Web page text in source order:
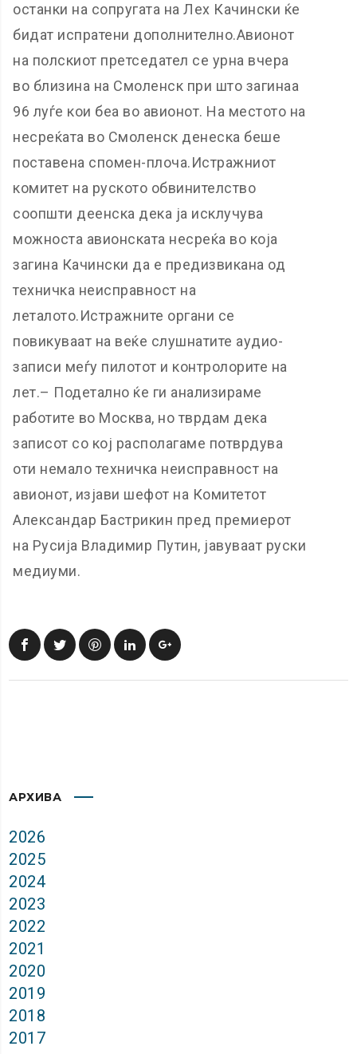
останки на сопругата на Лех Качински ќе
бидат испратени дополнително.Авионот
на полскиот претседател се урна вчера
во близина на Смоленск при што загинаа
96 луѓе кои беа во авионот. На местото на
несреќата во Смоленск денеска беше
поставена спомен-плоча.Истражниот
комитет на руското обвинителство
соопшти деенска дека ја исклучува
можноста авионската несреќа во која
загина Качински да е предизвикана од
техничка неисправност на
леталото.Истражните органи се
повикуваат на веќе слушнатите аудио-
записи меѓу пилотот и контролорите на
лет.– Подетално ќе ги анализираме
работите во Москва, но тврдам дека
записот со кој располагаме потврдува
оти немало техничка неисправност на
авионот, изјави шефот на Комитетот
Александар Бастрикин пред премиерот
на Русија Владимир Путин, јавуваат руски
медиуми.
АРХИВА
2026
2025
2024
2023
2022
2021
2020
2019
2018
2017